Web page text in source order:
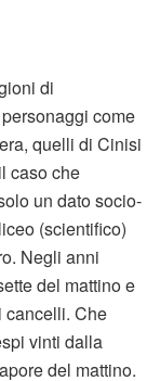
di
come
quelli di Cinisi
caso che
un dato socio-
(scientifico)
Negli anni
del mattino e
cancelli. Che
vinti dalla
del mattino.